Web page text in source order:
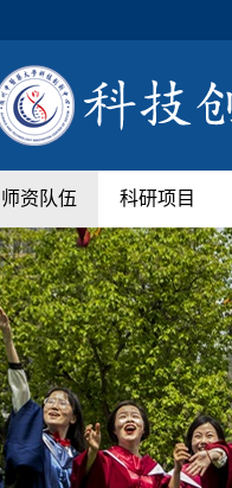
师资队伍 科研项目